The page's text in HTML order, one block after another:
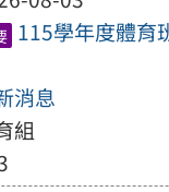
115學年度體育
消息
組